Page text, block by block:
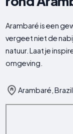
Arambaré is een
vergeet niet de
natuur. Laat je
omgeving.
Arambaré,